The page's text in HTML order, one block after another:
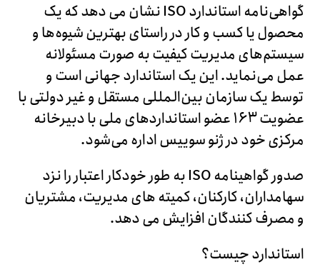
گواهی‌نامه استاندارد ISO نشان می دهد که یک
محصول یا کسب و کار در راستای بهترین شیوه‌ها و
سیستم‌های مدیریت کیفیت به صورت مسئولانه
عمل می‌نماید. این یک استاندارد جهانی است و
توسط یک سازمان بین‌المللی مستقل و غیر دولتی با
عضویت ۱۶۳ عضو استانداردهای ملی با دبیرخانه
مرکزی خود در ژنو سوییس اداره می‌شود.
صدور گواهینامه ISO به طور خودکار اعتبار را نزد
سهامداران، کارکنان، کمیته های مدیریت، مشتریان
و مصرف کنندگان افزایش می دهد.
استاندارد چیست؟